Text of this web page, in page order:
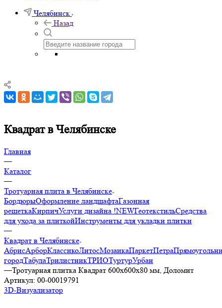
Челябинск
Назад
Квадрат в Челябинске
Главная
—
Каталог
—
Тротуарная плита в Челябинске
БордюрыОформление ландшафтаГазонная
решеткаКирпичУслуги дизайна !NEWГеотекстильСредства
для ухода за плиткойИнструменты для укладки плитки
—
Квадрат в Челябинске
АбрисАрборКлассикоЛитосМозаикаПаркетПетра
городТабулаТрилистникТРИОТуртурУрбан
—Тротуарная плитка Квадрат 600х600х80 мм, Доломит
Артикул: 00-00019791
3D-Визуализатор